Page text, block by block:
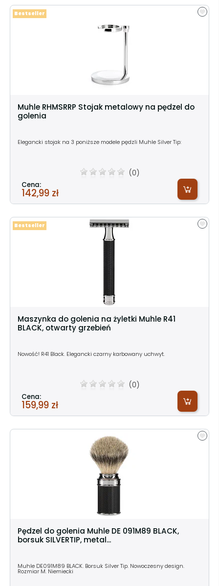
Muhle RHMSRRP Stojak metalowy na pędzel do
golenia
Elegancki stojak na 3 poniższe modele pędzli Muhle Silver Tip:
(0)
Cena:
142,99 zł
Bestseller
Maszynka do golenia na żyletki Muhle R41
BLACK, otwarty grzebień
Nowość! R41 Black. Elegancki czarny karbowany uchwyt.
(0)
Cena:
159,99 zł
Bestseller
Pędzel do golenia Muhle DE 091M89 BLACK,
borsuk SILVERTIP, metal...
Muhle DE091M89 BLACK. Borsuk Silver Tip. Nowoczesny design.
Rozmiar M. Niemiecki